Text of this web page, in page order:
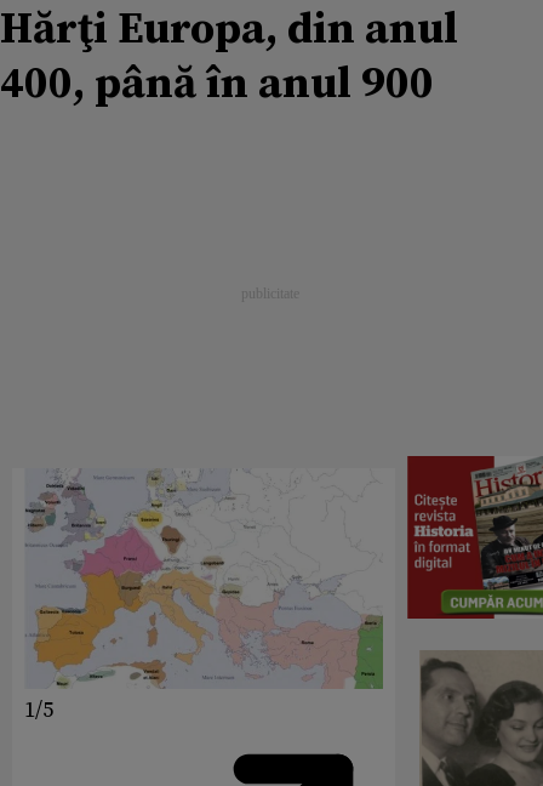
Hărţi Europa, din anul
400, până în anul 900
1/5